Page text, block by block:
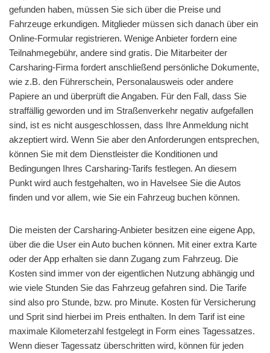
gefunden haben, müssen Sie sich über die Preise und
Fahrzeuge erkundigen. Mitglieder müssen sich danach über ein
Online-Formular registrieren. Wenige Anbieter fordern eine
Teilnahmegebühr, andere sind gratis. Die Mitarbeiter der
Carsharing-Firma fordert anschließend persönliche Dokumente,
wie z.B. den Führerschein, Personalausweis oder andere
Papiere an und überprüft die Angaben. Für den Fall, dass Sie
straffällig geworden und im Straßenverkehr negativ aufgefallen
sind, ist es nicht ausgeschlossen, dass Ihre Anmeldung nicht
akzeptiert wird. Wenn Sie aber den Anforderungen entsprechen,
können Sie mit dem Dienstleister die Konditionen und
Bedingungen Ihres Carsharing-Tarifs festlegen. An diesem
Punkt wird auch festgehalten, wo in Havelsee Sie die Autos
finden und vor allem, wie Sie ein Fahrzeug buchen können.
Die meisten der Carsharing-Anbieter besitzen eine eigene App,
über die die User ein Auto buchen können. Mit einer extra Karte
oder der App erhalten sie dann Zugang zum Fahrzeug. Die
Kosten sind immer von der eigentlichen Nutzung abhängig und
wie viele Stunden Sie das Fahrzeug gefahren sind. Die Tarife
sind also pro Stunde, bzw. pro Minute. Kosten für Versicherung
und Sprit sind hierbei im Preis enthalten. In dem Tarif ist eine
maximale Kilometerzahl festgelegt in Form eines Tagessatzes.
Wenn dieser Tagessatz überschritten wird, können für jeden